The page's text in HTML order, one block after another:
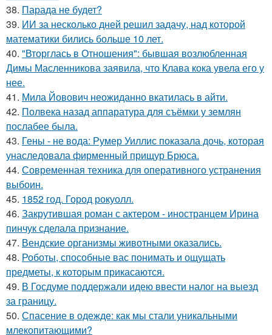
38. Парада не будет?
39. ИИ за несколько дней решил задачу, над которой
математики бились больше 10 лет.
40. "Вторглась в Отношения": бывшая возлюбленная
Димы Масленникова заявила, что Клава кока увела его у
нее.
41. Мила Йовович неожиданно вкатилась в айти.
42. Полвека назад аппаратура для съёмки у землян
послабее была.
43. Гены - не вода: Румер Уиллис показала дочь, которая
унаследовала фирменный прищур Брюса.
44. Современная техника для оперативного устранения
выбоин.
45. 1852 год. Город рокуолл.
46. Закрутившая роман с актером - иностранцем Ирина
пинчук сделала признание.
47. Вендские организмы животными оказались.
48. Роботы, способные вас понимать и ощущать
предметы, к которым прикасаются.
49. В Госдуме поддержали идею ввести налог на выезд
за границу.
50. Спасение в одежде: как мы стали уникальными
млекопитающими?